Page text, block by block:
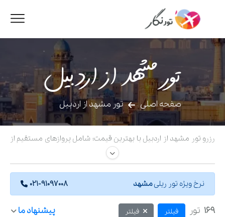
تور مشهد از اردبیل
صفحه اصلی تور مشهد از اردبیل
رزرو تور مشهد از اردبیل با بهترین قیمت؛ شامل پروازهای مستقیم از
فرودگاه اردبیل و راهنمای سفر ترکیبی (زمینی تا تبریز، سپس ریلی).
مقایسه دقیق هتل‌های نزدیک حرم رضوی.
نرخ ویژه تور ریلیمشهد 021-91097008
169 تور فیلتر فیلتر پیشنهاد ما